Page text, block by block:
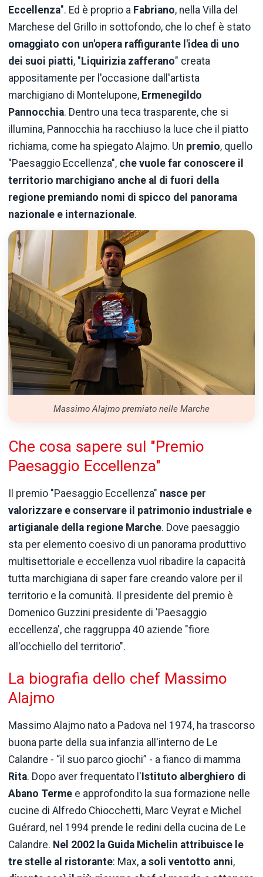
Eccellenza". Ed è proprio a Fabriano, nella Villa del
Marchese del Grillo in sottofondo, che lo chef è stato
omaggiato con un'opera raffigurante l'idea di uno
dei suoi piatti, " Liquirizia zafferano" creata
appositamente per l'occasione dall'artista
marchigiano di Montelupone, Ermenegildo
Pannocchia. Dentro una teca trasparente, che si
illumina, Pannocchia ha racchiuso la luce che il piatto
richiama, come ha spiegato Alajmo. Un premio, quello
"Paesaggio Eccellenza", che vuole far conoscere il
territorio marchigiano anche al di fuori della
regione premiando nomi di spicco del panorama
nazionale e internazionale.
Massimo Alajmo premiato nelle Marche
Che cosa sapere sul "Premio
Paesaggio Eccellenza"
Il premio "Paesaggio Eccellenza" nasce per
valorizzare e conservare il patrimonio industriale e
artigianale della regione Marche. Dove paesaggio
sta per elemento coesivo di un panorama produttivo
multisettoriale e eccellenza vuol ribadire la capacità
tutta marchigiana di saper fare creando valore per il
territorio e la comunità. Il presidente del premio è
Domenico Guzzini presidente di 'Paesaggio
eccellenza', che raggruppa 40 aziende "fiore
all'occhiello del territorio".
La biografia dello chef Massimo
Alajmo
Massimo Alajmo nato a Padova nel 1974, ha trascorso
buona parte della sua infanzia all'interno de Le
Calandre - “il suo parco giochi” - a fianco di mamma
Rita. Dopo aver frequentato l' Istituto alberghiero di
Abano Terme e approfondito la sua formazione nelle
cucine di Alfredo Chiocchetti, Marc Veyrat e Michel
Guérard, nel 1994 prende le redini della cucina de Le
Calandre. Nel 2002 la Guida Michelin attribuisce le
tre stelle al ristorante: Max, a soli ventotto anni,